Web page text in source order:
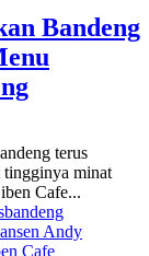
Bandeng
terus
tingginya minat
Cafe...
bandeng
Andy
Cafe